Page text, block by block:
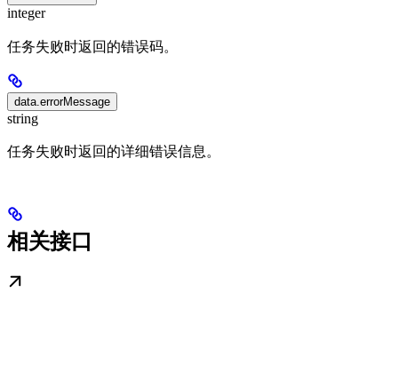
integer
任务失败时返回的错误码。
data.errorMessage
string
任务失败时返回的详细错误信息。
相关接口